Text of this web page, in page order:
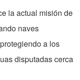
la actual misión de
naves
a los
disputadas cerca